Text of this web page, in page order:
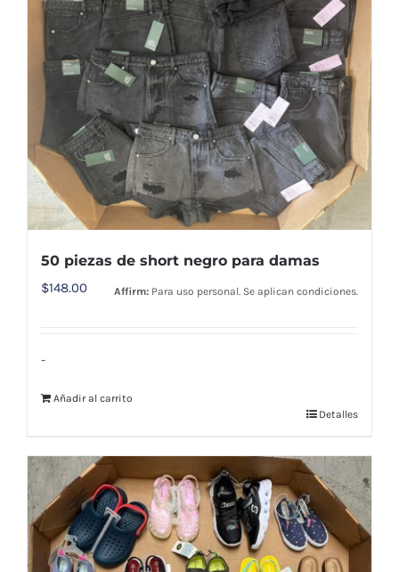
50 piezas de short negro para damas
$148.00 Affirm: Para uso personal. Se aplican condiciones.
-
Añadir al carrito
Detalles